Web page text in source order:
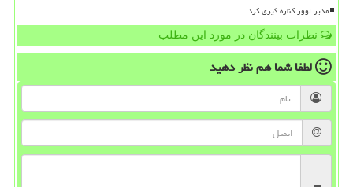
مدیر لوور کناره گیری کرد
نظرات بینندگان در مورد این مطلب
لطفا شما همنظر دهید